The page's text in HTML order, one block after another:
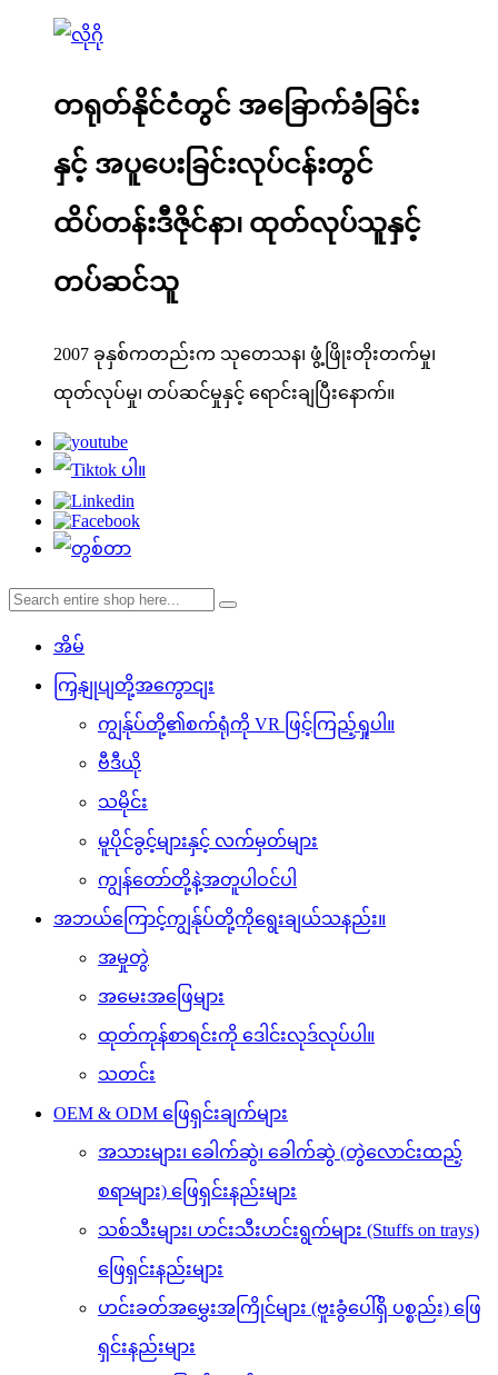
တရုတ်နိုင်ငံတွင် အခြောက်ခံခြင်း
နှင့် အပူပေးခြင်းလုပ်ငန်းတွင်
ထိပ်တန်းဒီဇိုင်နာ၊ ထုတ်လုပ်သူနှင့်
တပ်ဆင်သူ
2007 ခုနှစ်ကတည်းက သုတေသန၊ ဖွံ့ဖြိုးတိုးတက်မှု၊
ထုတ်လုပ်မှု၊ တပ်ဆင်မှုနှင့် ရောင်းချပြီးနောက်။
အိမ်
ကြှနျုပျတို့အကွောငျး
ကျွန်ုပ်တို့၏စက်ရုံကို VR ဖြင့်ကြည့်ရှုပါ။
ဗီဒီယို
သမိုင်း
မူပိုင်ခွင့်များနှင့် လက်မှတ်များ
ကျွန်တော်တို့နဲ့အတူပါဝင်ပါ
အဘယ်ကြောင့်ကျွန်ုပ်တို့ကိုရွေးချယ်သနည်း။
အမှုတွဲ
အမေးအဖြေများ
ထုတ်ကုန်စာရင်းကို ဒေါင်းလုဒ်လုပ်ပါ။
သတင်း
OEM & ODM ဖြေရှင်းချက်များ
အသားများ၊ ခေါက်ဆွဲ၊ ခေါက်ဆွဲ (တွဲလောင်းထည့်
စရာများ) ဖြေရှင်းနည်းများ
သစ်သီးများ၊ ဟင်းသီးဟင်းရွက်များ (Stuffs on trays)
ဖြေရှင်းနည်းများ
ဟင်းခတ်အမွှေးအကြိုင်များ (ဗူးခွံပေါ်ရှိ ပစ္စည်း) ဖြေ
ရှင်းနည်းများ